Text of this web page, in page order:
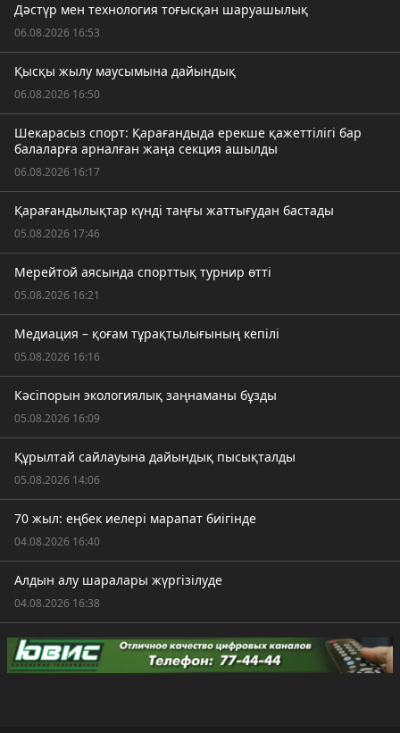
Дәстүр мен технология тоғысқан шаруашылық
06.08.2026 16:53
Қысқы жылу маусымына дайындық
06.08.2026 16:50
Шекарасыз спорт: Қарағандыда ерекше қажеттілігі бар
балаларға арналған жаңа секция ашылды
06.08.2026 16:17
Қарағандылықтар күнді таңғы жаттығудан бастады
05.08.2026 17:46
Мерейтой аясында спорттық турнир өтті
05.08.2026 16:21
Медиация – қоғам тұрақтылығының кепілі
05.08.2026 16:16
Кәсіпорын экологиялық заңнаманы бұзды
05.08.2026 16:09
Құрылтай сайлауына дайындық пысықталды
05.08.2026 14:06
70 жыл: еңбек иелері марапат биігінде
04.08.2026 16:40
Алдын алу шаралары жүргізілуде
04.08.2026 16:38